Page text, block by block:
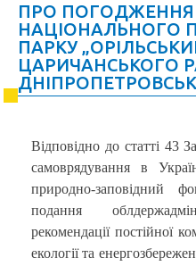
ПРО ПОГОДЖЕННЯ
НАЦІОНАЛЬНОГО
ПАРКУ
ЦАРИЧАНСЬКОГО
Відповідно до статті 43
самоврядування в
природно-заповідний
подання
рекомендації постійної
екології та